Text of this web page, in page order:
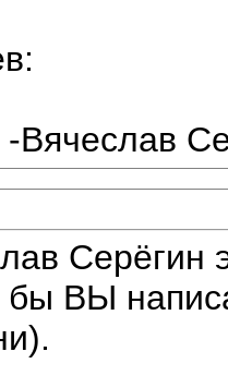
Вячеслав
Серёгин
бы ВЫ